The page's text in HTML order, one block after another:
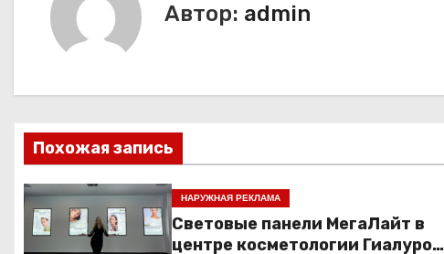
ц
и
я
п
Автор: admin
Похожая запись
НАРУЖНАЯ РЕКЛАМА
Световые панели МегаЛайт в
центре косметологии Гиалурон